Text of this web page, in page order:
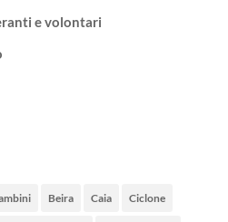
e volontari
Beira Caia Ciclone